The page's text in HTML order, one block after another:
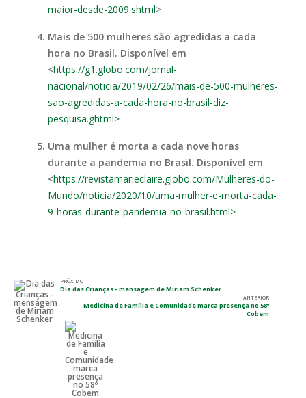
maior-desde-2009.shtml>
Mais de 500 mulheres são agredidas a cada
hora no Brasil. Disponível em
<https://g1.globo.com/jornal-
nacional/noticia/2019/02/26/mais-de-500-mulheres-
sao-agredidas-a-cada-hora-no-brasil-diz-
pesquisa.ghtml>
Uma mulher é morta a cada nove horas
durante a pandemia no Brasil. Disponível em
<https://revistamarieclaire.globo.com/Mulheres-do-
Mundo/noticia/2020/10/uma-mulher-e-morta-cada-
9-horas-durante-pandemia-no-brasil.html>
PRÓXIMO
Dia das Crianças - mensagem de Miriam Schenker
ANTERIOR
Medicina de Família e Comunidade marca presença no 58º
Cobem